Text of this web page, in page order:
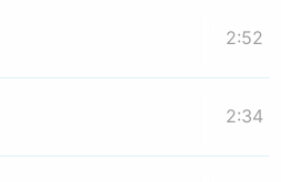
2:52
2:34